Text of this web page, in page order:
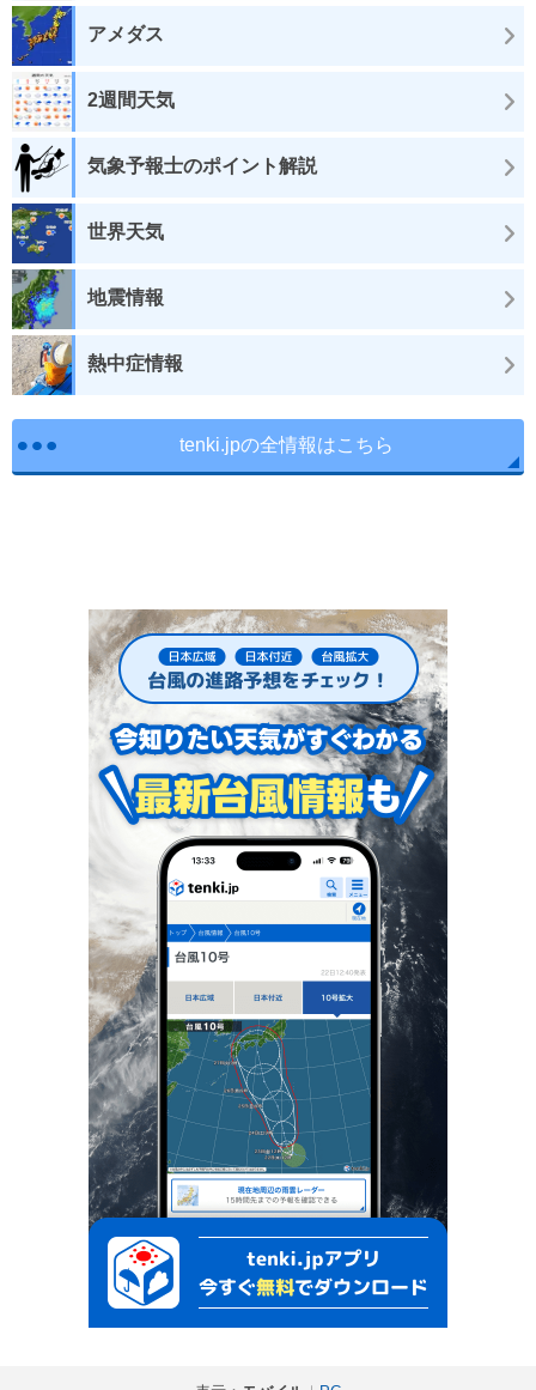
アメダス
2週間天気
気象予報士のポイント解説
世界天気
地震情報
熱中症情報
tenki.jpの全情報はこちら